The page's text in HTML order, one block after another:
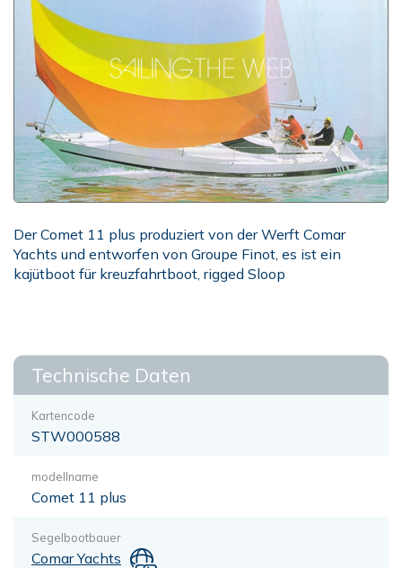
Der Comet 11 plus produziert von der Werft Comar
Yachts und entworfen von Groupe Finot, es ist ein
kajütboot für kreuzfahrtboot, rigged Sloop
Technische Daten
Kartencode
STW000588
modellname
Comet 11 plus
Segelbootbauer
Comar Yachts